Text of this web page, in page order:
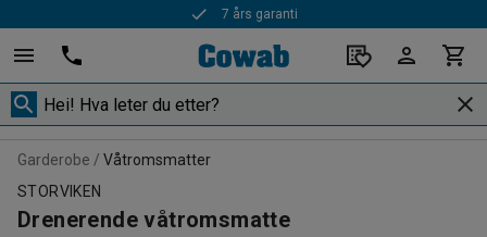
7 års garanti
Garderobe
Våtromsmatter
STORVIKEN
Drenerende våtromsmatte